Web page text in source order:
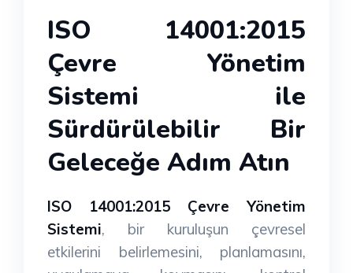
ISO 14001:2015
Çevre Yönetim
Sistemi ile
Sürdürülebilir Bir
Geleceğe Adım Atın
ISO 14001:2015 Çevre Yönetim
Sistemi, bir kuruluşun çevresel
etkilerini belirlemesini, planlamasını,